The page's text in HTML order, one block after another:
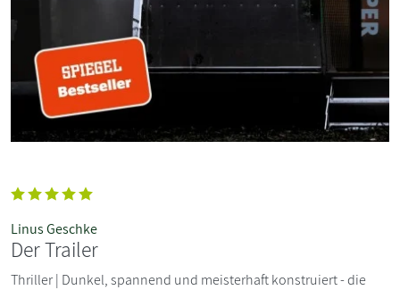
Linus Geschke
Der Trailer
Thriller | Dunkel, spannend und meisterhaft konstruiert - die